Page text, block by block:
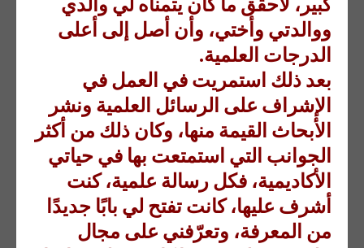
ووالدتي وأختي، وأن أصل إلى أعلى
الدرجات العلمية.
بعد ذلك استمريت في العمل في
الإشراف على الرسائل العلمية ونشر
الأبحاث القيمة منها، وكان ذلك من أكثر
الجوانب التي استمتعت بها في حياتي
الأكاديمية، فكل رسالة علمية، كنت
أشرف عليها، كانت تفتح لي بابًا جديدًا
من المعرفة، وتعرّفني على مجال